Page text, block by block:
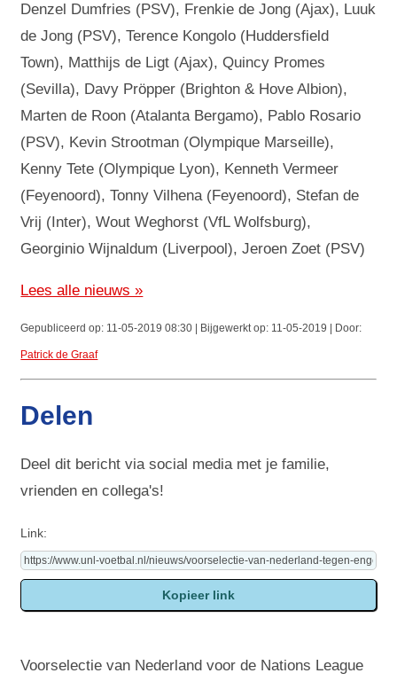
Denzel Dumfries (PSV), Frenkie de Jong (Ajax), Luuk
de Jong (PSV), Terence Kongolo (Huddersfield
Town), Matthijs de Ligt (Ajax), Quincy Promes
(Sevilla), Davy Pröpper (Brighton & Hove Albion),
Marten de Roon (Atalanta Bergamo), Pablo Rosario
(PSV), Kevin Strootman (Olympique Marseille),
Kenny Tete (Olympique Lyon), Kenneth Vermeer
(Feyenoord), Tonny Vilhena (Feyenoord), Stefan de
Vrij (Inter), Wout Weghorst (VfL Wolfsburg),
Georginio Wijnaldum (Liverpool), Jeroen Zoet (PSV)
Lees alle nieuws »
Gepubliceerd op: 11-05-2019 08:30 | Bijgewerkt op: 11-05-2019 | Door:
Patrick de Graaf
Delen
Deel dit bericht via social media met je familie,
vrienden en collega's!
Link:
Voorselectie van Nederland voor de Nations League